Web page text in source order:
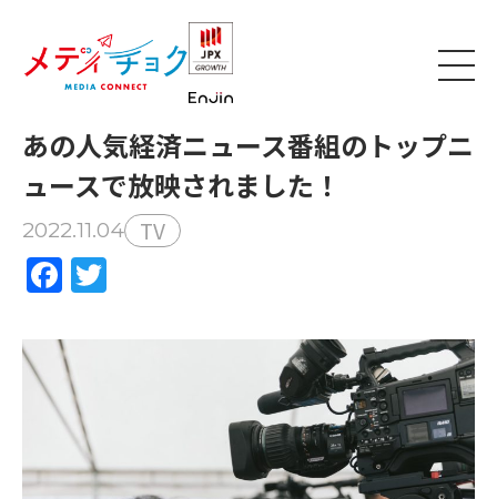
あの人気経済ニュース番組のトップニ
ュースで放映されました！
2022.11.04 TV
Facebook